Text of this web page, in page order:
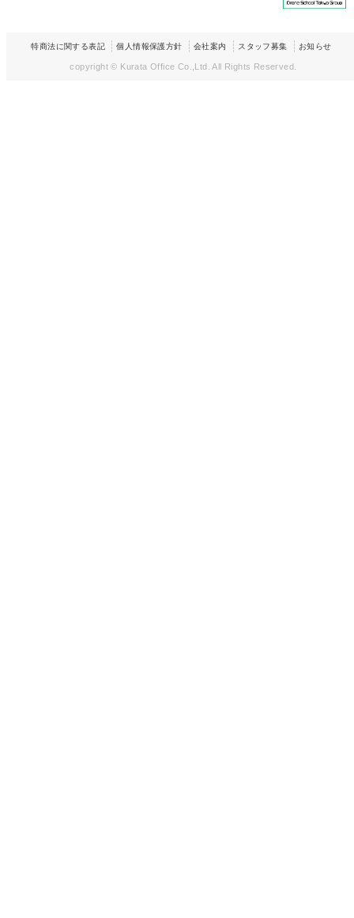
特商法に関する表記 個人情報保護方針 会社案内 スタッフ募集 お知らせ
copyright © Kurata Office Co.,Ltd. All Rights Reserved.